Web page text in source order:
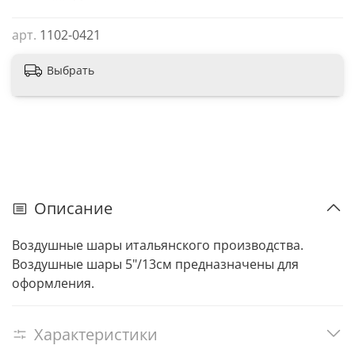
арт. 1102-0421
Выбрать
Описание
Воздушные шары итальянского производства.
Воздушные шары 5"/13см предназначены для
оформления.
Характеристики